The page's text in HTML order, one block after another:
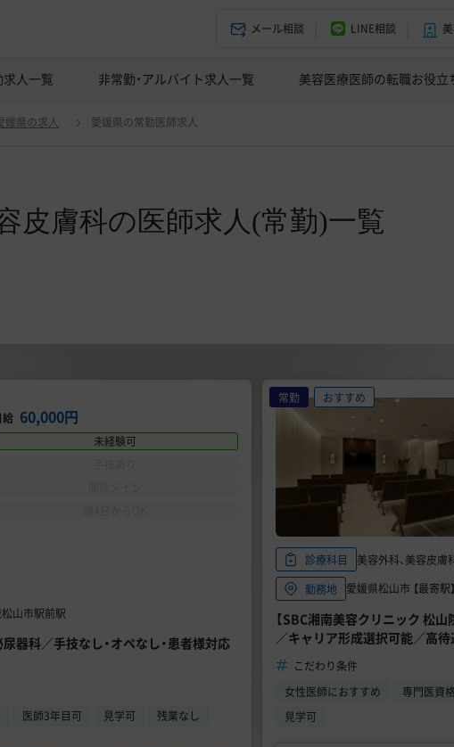
メール相談 LINE相談
ドクターコネクトの強み エージェント紹介
求人一覧 非常勤・アルバイト求人一覧 美容医療医師の転職お役立
外科・美容皮膚科の医師転職体験談 美容クリニックインタビュー
媛県の求人 愛媛県の常勤医師求人
皮膚科の医師求人(常勤)一覧
一覧 変更
給 60,000円
未経験可
山市駅前駅
器科／手技なし・オペなし・患者様対応
医師3年目可 見学可 残業なし
常勤
おすすめ
診療科目
美容外科、美容皮膚
勤務地
愛媛県松山市 【最寄
【SBC湘南美容クリニック 松
／キャリア形成選択可能／高待
こだわり条件
女性医師におすすめ
専門医資
見学可